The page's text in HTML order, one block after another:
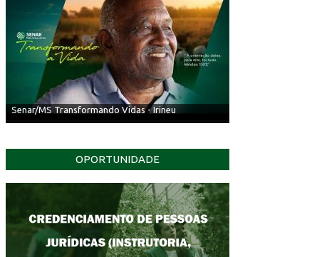
Senar/MS Transformando Vidas - Irineu
OPORTUNIDADE